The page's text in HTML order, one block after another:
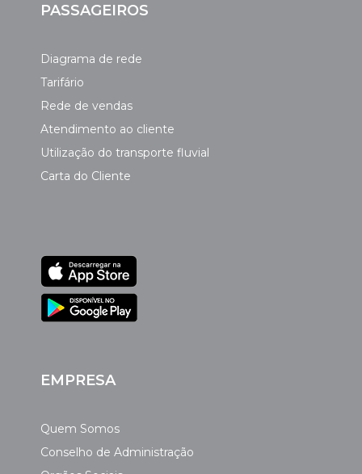
PASSAGEIROS
Diagrama de rede
Tarifário
Rede de vendas
Atendimento ao cliente
Utilização do transporte fluvial
Carta do Cliente
EMPRESA
Quem Somos
Conselho de Administração